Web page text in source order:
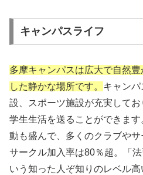
キャンパスライフ
多摩キャンパスは広大で自然
した静かな場所です。 キャン
設、スポーツ施設が充実して
学生生活を送ることができま
動も盛んで、多くのクラブやサ
サークル加入率は80％超。「
いう知った人ぞ知りのレベル高